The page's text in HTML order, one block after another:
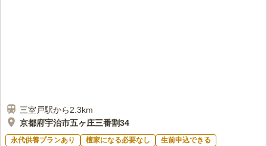
三室戸駅から2.3km
京都府宇治市五ヶ庄三番割34
永代供養プランあり 檀家になる必要なし 生前申込できる